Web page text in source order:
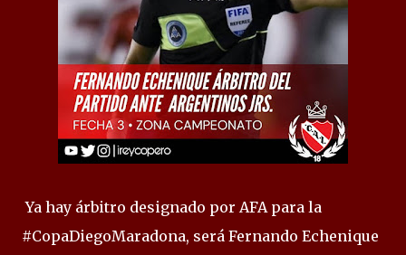
Ya hay árbitro designado por AFA para la
#CopaDiegoMaradona, será Fernando Echenique